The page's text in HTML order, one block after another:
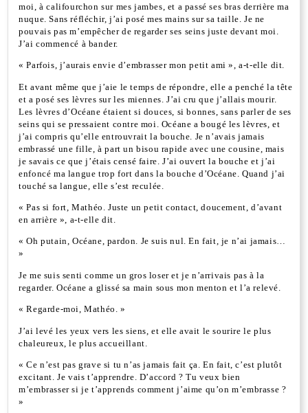
moi, à califourchon sur mes jambes, et a passé ses bras derrière ma
nuque. Sans réfléchir, j’ai posé mes mains sur sa taille. Je ne
pouvais pas m’empêcher de regarder ses seins juste devant moi.
J’ai commencé à bander.
« Parfois, j’aurais envie d’embrasser mon petit ami », a-t-elle dit.
Et avant même que j’aie le temps de répondre, elle a penché la tête
et a posé ses lèvres sur les miennes. J’ai cru que j’allais mourir.
Les lèvres d’Océane étaient si douces, si bonnes, sans parler de ses
seins qui se pressaient contre moi. Océane a bougé les lèvres, et
j’ai compris qu’elle entrouvrait la bouche. Je n’avais jamais
embrassé une fille, à part un bisou rapide avec une cousine, mais
je savais ce que j’étais censé faire. J’ai ouvert la bouche et j’ai
enfoncé ma langue trop fort dans la bouche d’Océane. Quand j’ai
touché sa langue, elle s’est reculée.
« Pas si fort, Mathéo. Juste un petit contact, doucement, d’avant
en arrière », a-t-elle dit.
« Oh putain, Océane, pardon. Je suis nul. En fait, je n’ai jamais…
»
Je me suis senti comme un gros loser et je n’arrivais pas à la
regarder. Océane a glissé sa main sous mon menton et l’a relevé.
« Regarde-moi, Mathéo. »
J’ai levé les yeux vers les siens, et elle avait le sourire le plus
chaleureux, le plus accueillant.
« Ce n’est pas grave si tu n’as jamais fait ça. En fait, c’est plutôt
excitant. Je vais t’apprendre. D’accord ? Tu veux bien
m’embrasser si je t’apprends comment j’aime qu’on m’embrasse ?
»